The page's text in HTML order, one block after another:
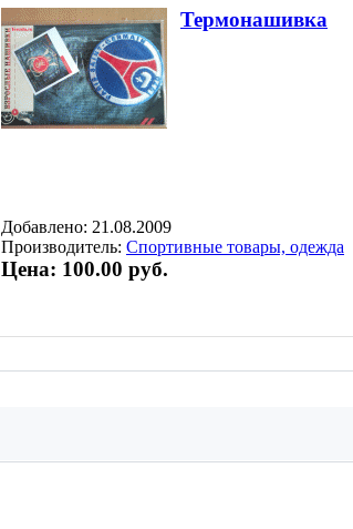
Термонашивка
Добавлено: 21.08.2009
Производитель: Спортивные товары, одежда
Цена: 100.00 руб.